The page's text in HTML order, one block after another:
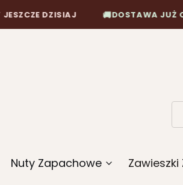
DZISIAJ 🚚DOSTAWA JUŻ OD 10,90
Nuty Zapachowe